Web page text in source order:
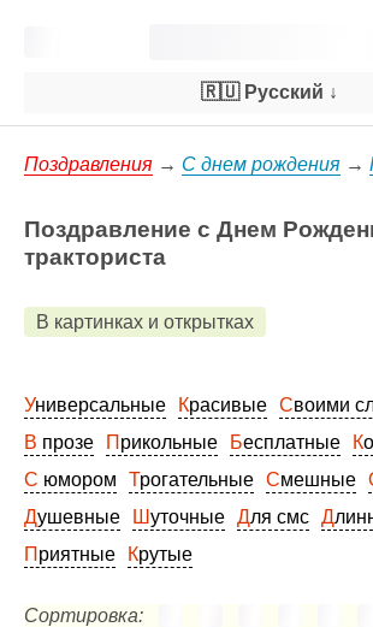
🇷🇺 Русский ↓
Поздравления → С днем рождения →
Поздравление с Днем
тракториста
В картинках и открытках
Универсальные Красивые
Своими
В прозе
Прикольные Бесплатные
С юмором
Трогательные Смешные
Душевные
Шуточные Для смс
Приятные
Крутые
Сортировка: